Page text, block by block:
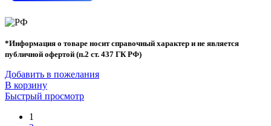
*Информация о товаре носит справочный характер и не является
публичной офертой (п.2 ст. 437 ГК РФ)
Добавить в пожелания
В корзину
Быстрый просмотр
1